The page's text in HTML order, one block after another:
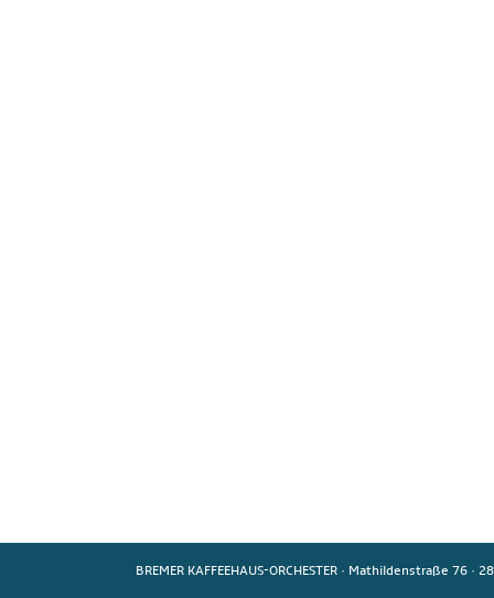
BREMER KAFFEEHAUS-ORCHESTER · Mathildenstraße 76 ·